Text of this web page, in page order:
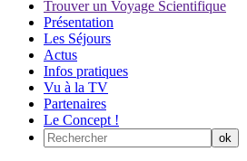
Trouver un Voyage Scientifique
Présentation
Les Séjours
Actus
Infos pratiques
Vu à la TV
Partenaires
Le Concept !